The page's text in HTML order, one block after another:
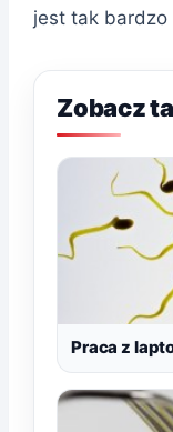
jest tak bardzo
Zobacz
Praca z